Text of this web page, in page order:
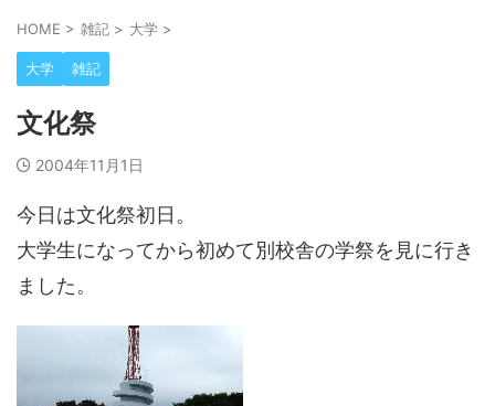
HOME > 雑記 > 大学 >
大学 雑記
文化祭
2004年11月1日
今日は文化祭初日。
大学生になってから初めて別校舎の学祭を見に行き
ました。